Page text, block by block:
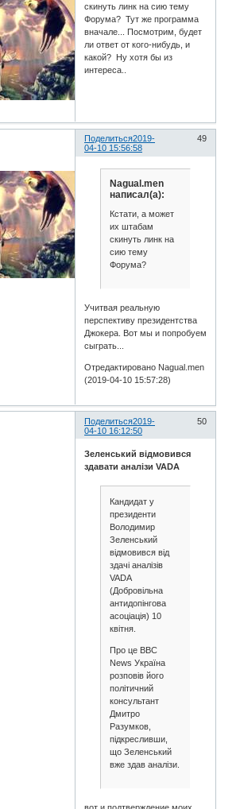
скинуть линк на сию тему
Форума? Тут же программа
вначале... Посмотрим, будет
ли ответ от кого-нибудь, и
какой? Ну хотя бы из
интереса..
Поделиться 49
2019-
04-10 15:56:58
Nagual.men
написал(а):
Кстати, а может
их штабам
скинуть линк на
сию тему
Форума?
Учитвая реальную
перспективу президентства
Джокера. Вот мы и попробуем
сыграть...
Отредактировано Nagual.men
(2019-04-10 15:57:28)
Поделиться 50
2019-
04-10 16:12:50
Зеленський відмовився
здавати аналізи VADA
Кандидат у
президенти
Володимир
Зеленський
відмовився від
здачі аналізів
VADA
(Добровільна
антидопінгова
асоціація) 10
квітня.
Про це BBC
News Україна
розповів його
політичний
консультант
Дмитро
Разумков,
підкресливши,
що Зеленський
вже здав аналізи.